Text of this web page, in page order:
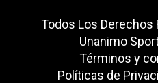
Todos Los
Unanimo
Términos y
Políticas de